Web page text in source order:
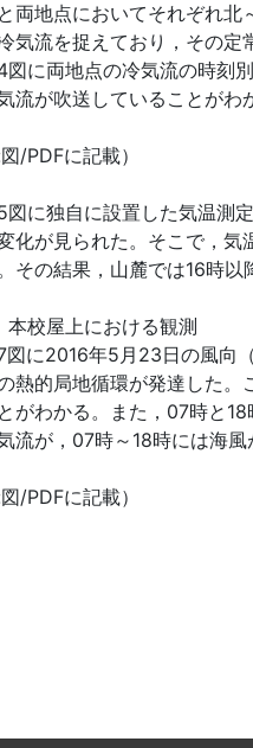
両地点においてそれぞれ
気流を捉えており，その定
に両地点の冷気流の時刻
流が吹送していることがわ
図/PDFに記載）
に独自に設置した気温測
化が見られた。そこで，
その結果，山麓では16時
校屋上における観測
に2016年5月23日の風向
熱的局地循環が発達した
がわかる。また，07時と
流が，07時～18時には海
図/PDFに記載）